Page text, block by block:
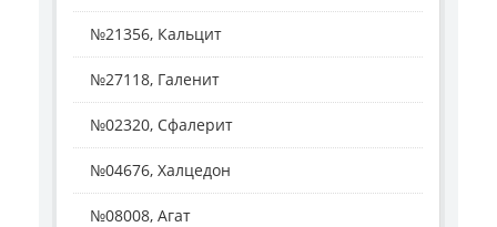
№21356, Кальцит
№27118, Галенит
№02320, Сфалерит
№04676, Халцедон
№08008, Агат